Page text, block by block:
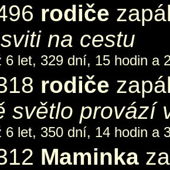
rodiče
na cestu
6 let, 329 dní, 15 hodin a
rodiče
světlo provází
6 let, 350 dní, 14 hodin a
Maminka